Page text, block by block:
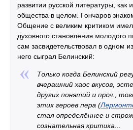
развитии русской литературы, как
общества в целом. Гончаров
Общение с великим критиком
духовного становления молодого
сам засвидетельствовал в одном
него сыграл Белинский:
Только когда Белинский
вчерашний хаос вкусов,
других понятий и проч.,
этих героев пера (
стал определённее и
сознательная критика...